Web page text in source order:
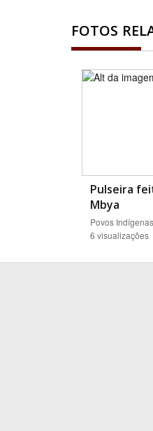
FOTOS
Pulseira
Mbya
Povos Indígenas
6 visualizações